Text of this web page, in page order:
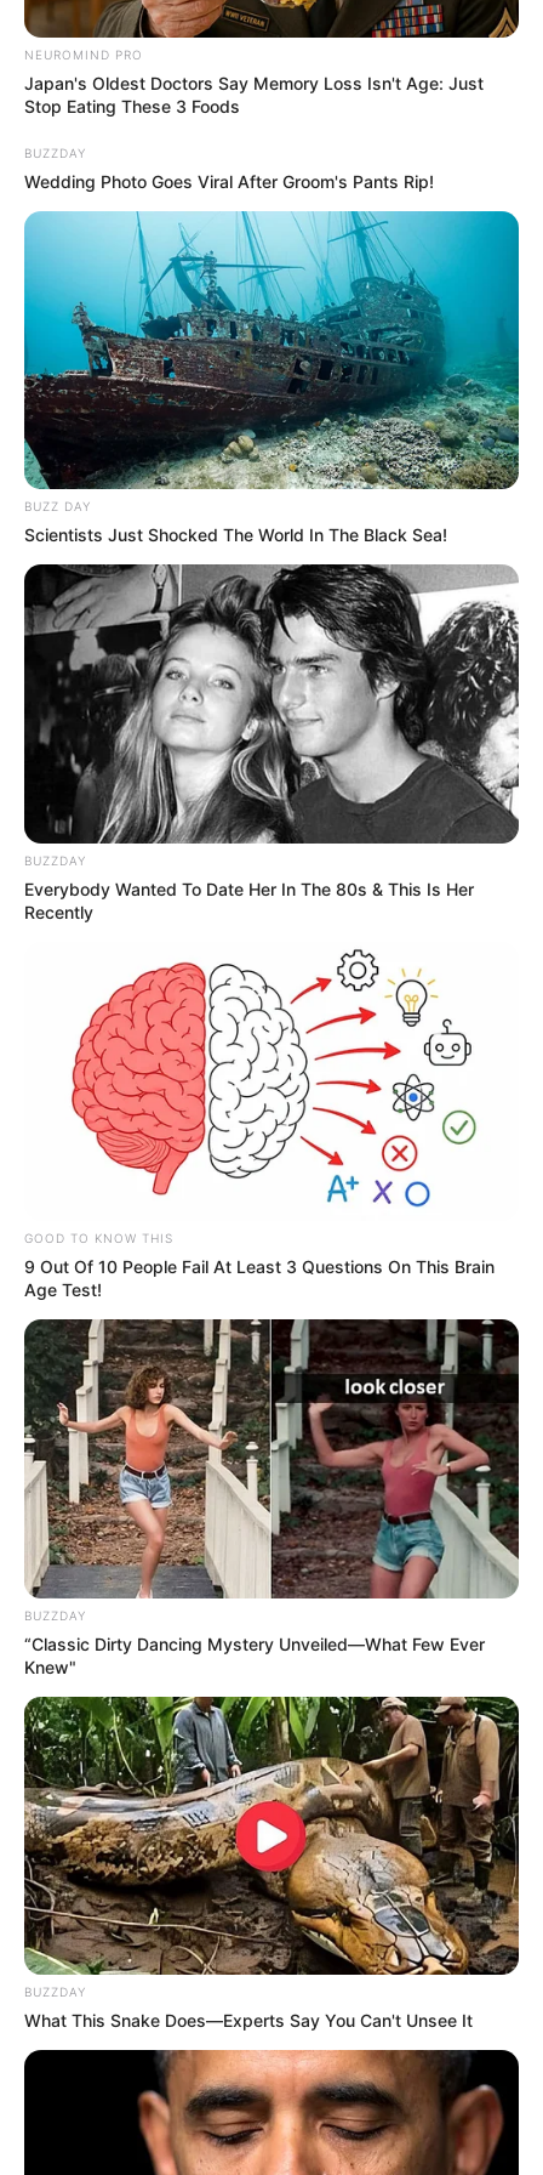
Fedeciclismo
Vuelta a Colombia
Por:Sophia Salamanca Gómez
Agosto 5, 2025
COMPARTIR
UNIRSE AL CANAL DE WHATSAPP
LaVuelta a Colombia es una de las competencias
ciclísticas más esperadas del calendario deportivo
nacional. Cada año, cientos de ciclistas recorren el país
en etapas que conectan a las regiones con una pasión
compartida.
Sin embargo, como en todo gran evento, los imprevistos
pueden alterar el camino trazado. Esta vez, fue el
departamento de Boyacá el que obligó a hacer una pausa
Le puede interesar:
El parche de ciclistas de Bogotá que
envidian en Nueva York
¿Por qué se suspendió la etapa entre
Duitama y Tocancipá?
La quinta etapa de la Vuelta a Colombia 2025, que debía
correrse este martes entreDuitama y Tocancipá, fue
cancelada por motivos de orden público. Según informó
la organización, losbloqueos viales causados por el
Paro Minero en Boyacáimpiden garantizar condiciones
seguras para el paso de la caravana ciclística.
La decisión fue tomada en coordinación con la
Federación Colombiana de Ciclismoy con el visto bueno
de losdirectores deportivos de los equipos. Se priorizó la
integridad de los ciclistas, el personal técnico, comisarios
y medios de comunicación.
que enamora en el sur de Bogotá
La ruta alterna que tomará la
caravana hacia Bogotá
NEUROMIND PRO
Japan's Oldest Doctors Say Memory Loss Isn't Age: Just
Stop Eating These 3 Foods
BUZZDAY
Wedding Photo Goes Viral After Groom's Pants Rip!
BUZZ DAY
Scientists Just Shocked The World In The Black Sea!
BUZZDAY
Everybody Wanted To Date Her In The 80s & This Is Her
Recently
GOOD TO KNOW THIS
9 Out Of 10 People Fail At Least 3 Questions On This Brain
Age Test!
BUZZDAY
“Classic Dirty Dancing Mystery Unveiled—What Few Ever
Knew"
BUZZDAY
What This Snake Does—Experts Say You Can't Unsee It